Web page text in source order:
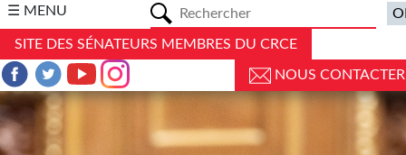
☰ MENU
SITE DES SÉNATEURS MEMBRES DU CRCE
NOUS CONTACTER